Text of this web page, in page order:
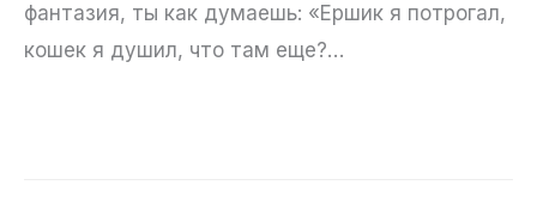
фантазия, ты как думаешь: «Ершик я потрогал,
кошек я душил, что там еще?…